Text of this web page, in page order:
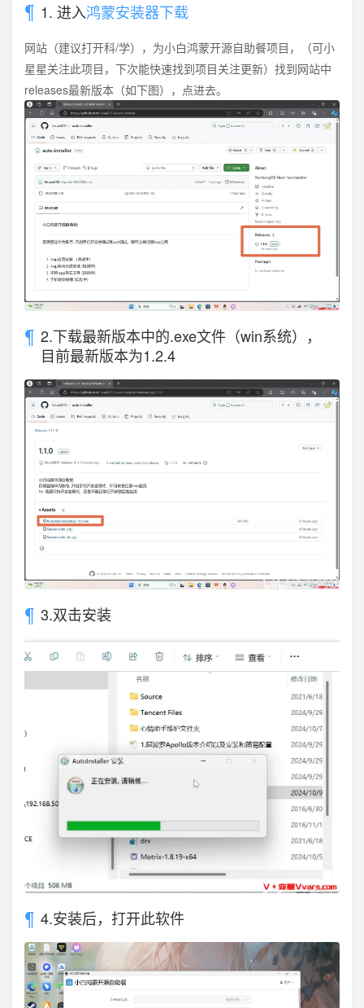
1. 进入鸿蒙安装器下载
网站（建议打开科/学），为小白鸿蒙开源自助餐项目，（可小
星星关注此项目，下次能快速找到项目关注更新）找到网站中
releases最新版本（如下图），点进去。
2.下载最新版本中的.exe文件（win系统），
目前最新版本为1.2.4
3.双击安装
4.安装后，打开此软件